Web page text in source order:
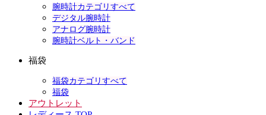
腕時計カテゴリすべて
デジタル腕時計
アナログ腕時計
腕時計ベルト・バンド
福袋
福袋カテゴリすべて
福袋
アウトレット